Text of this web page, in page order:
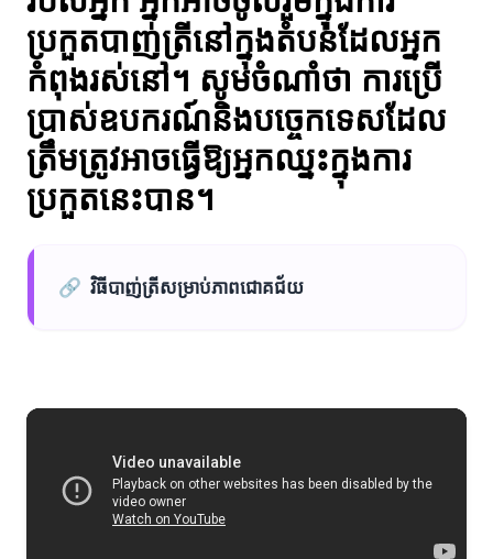
ប្រកួតបាញ់ត្រីនៅក្នុងតំបន់ដែលអ្នក
កំពុងរស់នៅ។ សូមចំណាំថា ការប្រើ
ប្រាស់ឧបករណ៍និងបច្ចេកទេសដែល
ត្រឹមត្រូវអាចធ្វើឱ្យអ្នកឈ្នះក្នុងការ
ប្រកួតនេះបាន។
🔗 វិធីបាញ់ត្រីសម្រាប់ភាពជោគជ័យ